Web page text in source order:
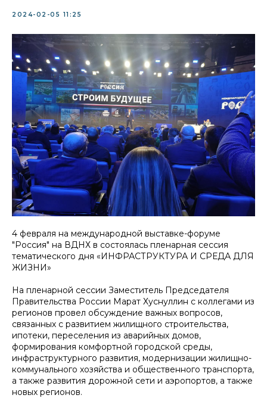
2024-02-05 11:25
4 февраля на международной выставке-форуме
"Россия" на ВДНХ в состоялась пленарная сессия
тематического дня «ИНФРАСТРУКТУРА И СРЕДА ДЛЯ
ЖИЗНИ»
На пленарной сессии Заместитель Председателя
Правительства России Марат Хуснуллин с коллегами из
регионов провел обсуждение важных вопросов,
связанных с развитием жилищного строительства,
ипотеки, переселения из аварийных домов,
формирования комфортной городской среды,
инфраструктурного развития, модернизации жилищно-
коммунального хозяйства и общественного транспорта,
а также развития дорожной сети и аэропортов, а также
новых регионов.